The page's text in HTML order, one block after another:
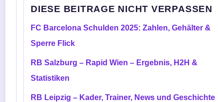
DIESE BEITRAGE NICHT VERPASSEN
FC Barcelona Schulden 2025: Zahlen, Gehälter &
Sperre Flick
RB Salzburg – Rapid Wien – Ergebnis, H2H &
Statistiken
RB Leipzig – Kader, Trainer, News und Geschichte